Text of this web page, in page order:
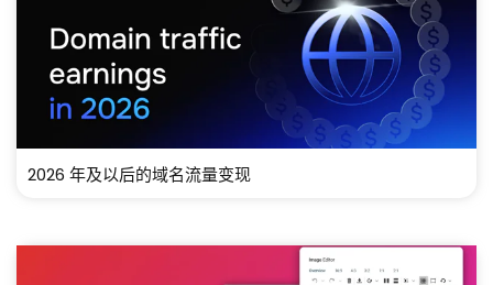
2026 年及以后的域名流量变现